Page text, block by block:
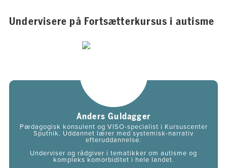
Undervisere på Fortsætterkursus i autisme
Anders Guldagger
Pædagogisk konsulent og VISO-specialist i Kursuscenter
Sputnik. ​Uddannet lærer med systemisk-narrativ
efteruddannelse.
Underviser og rådgiver i tematikker om autisme og
kompleks komorbiditet i hele landet.